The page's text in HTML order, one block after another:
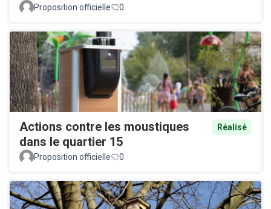
Proposition officielle 0
Actions contre les moustiques
dans le quartier 15
Réalisé
Proposition officielle 0